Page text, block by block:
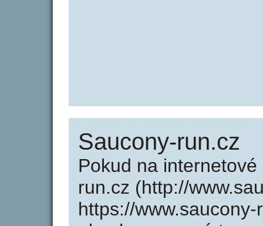
Saucony-run.cz
Pokud na
run.cz (http://
https://